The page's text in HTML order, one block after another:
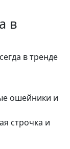
в
в тренде
ошейники и
строчка и